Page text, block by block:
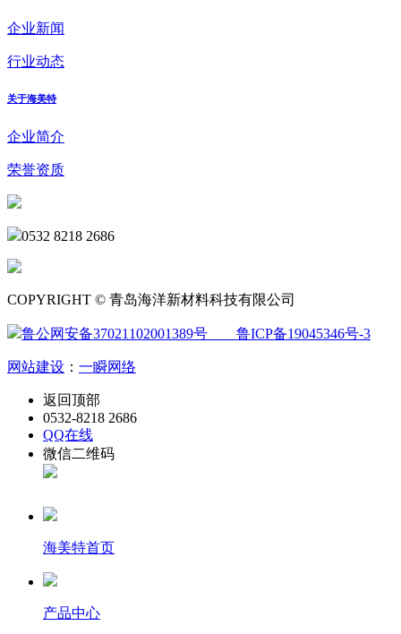
企业新闻
行业动态
关于海美特
企业简介
荣誉资质
0532 8218 2686
COPYRIGHT © 青岛海洋新材料科技有限公司
鲁公网安备37021102001389号 鲁ICP备19045346号-3
网站建设 ： 一瞬网络
返回顶部
0532-8218 2686
QQ在线
微信二维码
海美特首页
产品中心